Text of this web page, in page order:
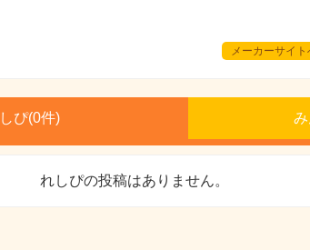
メーカーサイト
ぴ(0件)
れしぴの投稿はありません。